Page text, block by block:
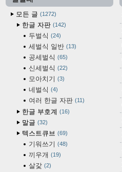
모든 글
1272
한글 자판 142
두벌식 24
세벌식 일반 13
공세벌식 65
신세벌식 22
모아치기 3
네벌식 4
여러 한글 자판 11
한글 부호계 16
말글 32
텍스트큐브 69
기워쓰기 48
끼우개 19
살갗 2